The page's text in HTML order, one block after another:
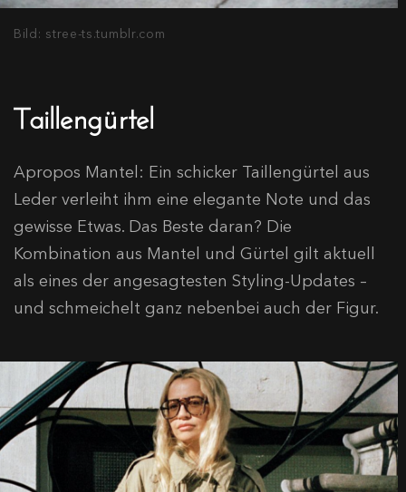
Bild: stree-ts.tumblr.com
Taillengürtel
Apropos Mantel: Ein schicker Taillengürtel aus
Leder verleiht ihm eine elegante Note und das
gewisse Etwas. Das Beste daran? Die
Kombination aus Mantel und Gürtel gilt aktuell
als eines der angesagtesten Styling-Updates –
und schmeichelt ganz nebenbei auch der Figur.